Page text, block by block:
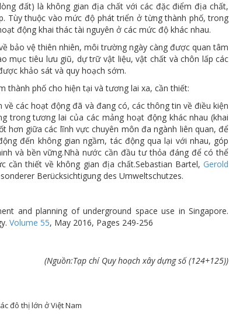
đất) là không gian địa chất với các đặc điểm địa chất,
Tùy thuộc vào mức độ phát triển ở từng thành phố, trong
động khai thác tài nguyên ở các mức độ khác nhau.
bảo vệ thiên nhiên, môi trường ngày càng được quan tâm
mục tiêu lưu giũ, dự trữ vật liệu, vật chất và chôn lấp các
khảo sát và quy hoạch sớm.
thành phố cho hiện tại và tương lai xa, cần thiết:
các hoạt động đã và đang có, các thông tin về điều kiện
trong tương lai của các mảng hoạt động khác nhau (khai
hơn giữa các lĩnh vực chuyên môn đa ngành liên quan, để
đến không gian ngầm, tác động qua lại với nhau, góp
và bền vững.Nhà nước cần đầu tư thỏa đáng để có thể
cần thiết về không gian địa chất.Sebastian Bartel,Gerold
Berücksichtigung des Umweltschutzes.
and planning of underground space use in Singapore.
Volume 55, May 2016, Pages 249-256
(Nguồn:Tạp chí Quy hoạch xây dựng số (124+125))
đô thị lớn ở Việt Nam